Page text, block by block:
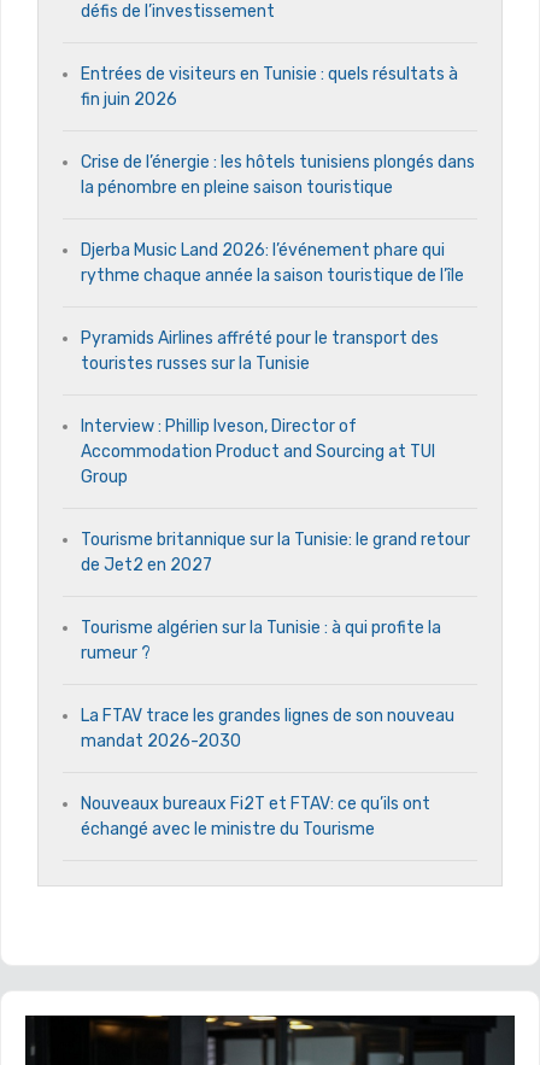
défis de l’investissement
Entrées de visiteurs en Tunisie : quels résultats à
fin juin 2026
Crise de l’énergie : les hôtels tunisiens plongés dans
la pénombre en pleine saison touristique
Djerba Music Land 2026: l’événement phare qui
rythme chaque année la saison touristique de l’île
Pyramids Airlines affrété pour le transport des
touristes russes sur la Tunisie
Interview : Phillip Iveson, Director of
Accommodation Product and Sourcing at TUI
Group
Tourisme britannique sur la Tunisie: le grand retour
de Jet2 en 2027
Tourisme algérien sur la Tunisie : à qui profite la
rumeur ?
La FTAV trace les grandes lignes de son nouveau
mandat 2026-2030
Nouveaux bureaux Fi2T et FTAV: ce qu’ils ont
échangé avec le ministre du Tourisme